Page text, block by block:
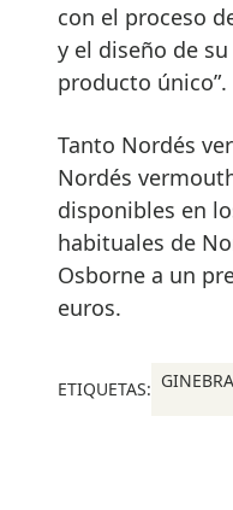
con el proceso
y el diseño de
producto único”.
Tanto Nordés
Nordés
disponibles en
habituales de
Osborne a un
euros.
ETIQUETAS: GINEBRA